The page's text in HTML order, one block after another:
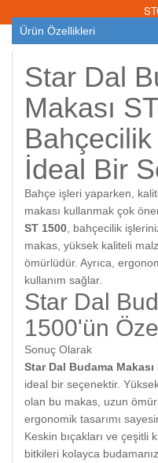
Ürün Özellikleri
Star Dal
Makası
İdeal Bir
Bahçe işleri yaparken,
makası kullanmak çok
ST 1500 , bahçecilik
makas, yüksek kaliteli
ömürlüdür. Ayrıca,
kullanım sağlar.
Star Dal
1500'ün
Sonuç Olarak
Star Dal Budama Makası
ideal bir seçenektir.
olan bu makas, uzun
ergonomik tasarımı
Keskin bıçakları ve çeşitli
bitkileri kolayca